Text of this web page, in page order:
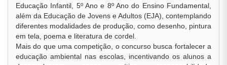
Educação Infantil, 5º Ano e 8º Ano do Ensino Fundamental,
além da Educação de Jovens e Adultos (EJA), contemplando
diferentes modalidades de produção, como desenho, pintura
em tela, poema e literatura de cordel.
Mais do que uma competição, o concurso busca fortalecer a
educação ambiental nas escolas, incentivando os alunos a